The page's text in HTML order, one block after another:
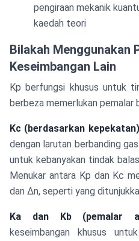
pengiraan mekanik
kaedah teori
Bilakah Menggunakan
Keseimbangan Lain
Kp berfungsi khusus untuk
berbeza memerlukan pemalar
Kc (berdasarkan kepekatan)
dengan larutan berbanding
untuk kebanyakan tindak
Menukar antara Kp dan Kc
dan Δn, seperti yang
Ka dan Kb (pemalar
keseimbangan khusus